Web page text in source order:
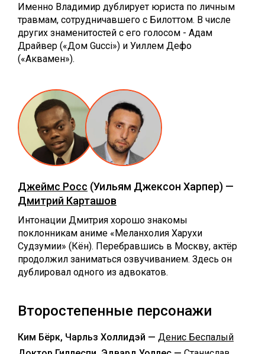
Именно Владимир дублирует юриста по личным
травмам, сотрудничавшего с Билоттом. В числе
других знаменитостей с его голосом - Адам
Драйвер («Дом Gucci») и Уиллем Дефо
(«Аквамен»).
Джеймс Росс (Уильям Джексон Харпер) —
Дмитрий Карташов
Интонации Дмитрия хорошо знакомы
поклонникам аниме «Меланхолия Харухи
Судзумии» (Кён). Перебравшись в Москву, актёр
продолжил заниматься озвучиванием. Здесь он
дублировал одного из адвокатов.
Второстепенные персонажи
Ким Бёрк, Чарльз Холлидэй — Денис Беспалый